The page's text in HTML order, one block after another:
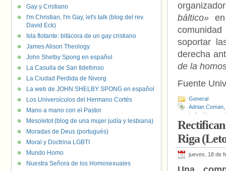
báltico»
soportar
derecha
de la
Fuente
General
Adrian Coman
Italia
Kaspars
Europea
Rectifican
Riga
jueves, 18 de
Gay y Cristiano
I'm Christian, I'm Gay, let's talk (blog del rev.
David Eck)
Isla flotante: bitácora de un gay cristiano
James Alison Theology
John Shelby Spong en español
La Casulla de San Ildefonso
La Ciudad Perdida de Nivorg
La web de JOHN SHELBY SPONG en español
Los Universículos del Hermano Cortés
Mano a mano con el Pastor
Mesoletot (blog de una mujer judía y lesbiana)
Moradas de Deus (portugués)
Moral y Doctrina LGBTI
Mundo Homo
Nuestra Señora de los Homosexuales